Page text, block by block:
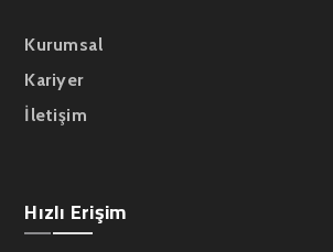
Kurumsal
Kariyer
İletişim
Hızlı Erişim